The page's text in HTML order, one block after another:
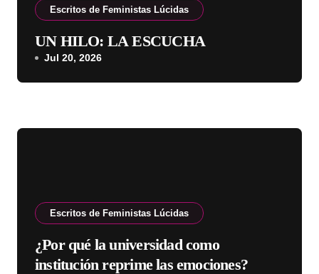
Escritos de Feministas Lúcidas
UN HILO: LA ESCUCHA
Jul 20, 2026
Escritos de Feministas Lúcidas
¿Por qué la universidad como
institución reprime las emociones?